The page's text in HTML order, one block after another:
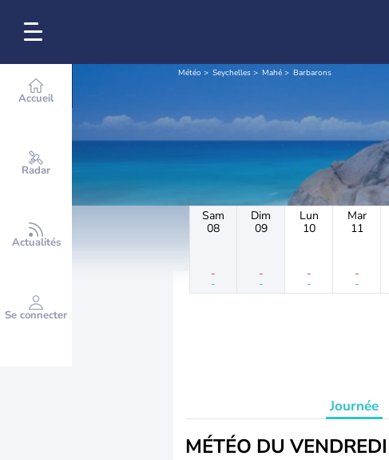
Accueil
Radar
Actualités
Se connecter
Météo Seychelles Mahé Barbarons
Sam
08
-
-
Dim
09
-
-
Lun
10
-
-
Mar
11
-
-
Journée
MÉTÉO DU